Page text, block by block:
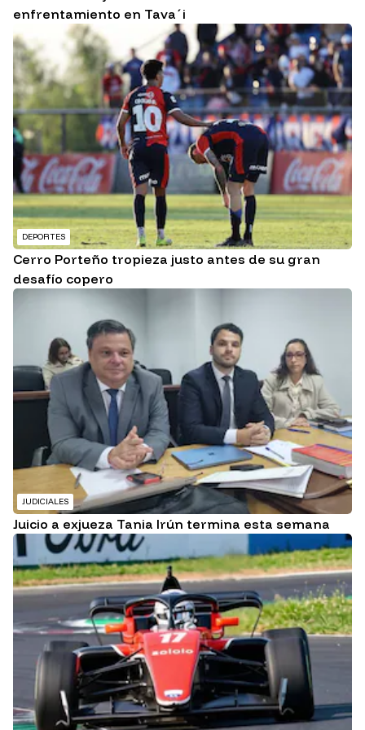
enfrentamiento en Tava´i
DEPORTES
Cerro Porteño tropieza justo antes de su gran
desafío copero
JUDICIALES
Juicio a exjueza Tania Irún termina esta semana